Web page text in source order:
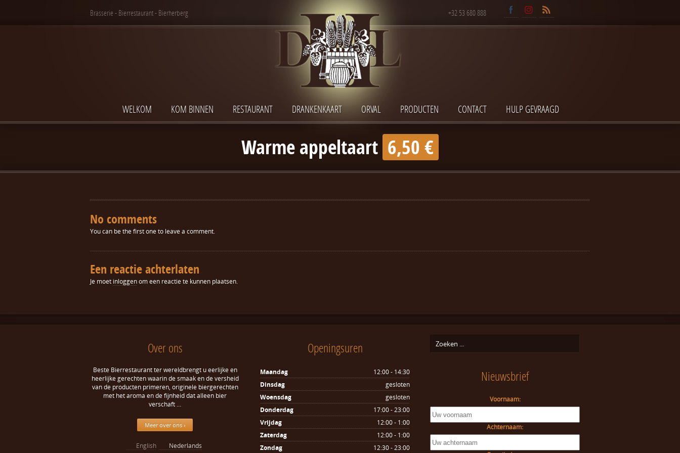
Brasserie - Bierrestaurant - Bierherberg +32 53 680 888
WELKOM KOM BINNEN RESTAURANT DRANKENKAART ORVAL PRODUCTEN CONTACT HULP GEVRAAGD
Warme appeltaart 6,50 €
No comments
You can be the first one to leave a comment.
Een reactie achterlaten
Je moet inloggenom een reactie te kunnen plaatsen.
Over ons
Beste Bierrestaurant ter wereldbrengt u eerlijke en
heerlijke gerechten waarin de smaak en de versheid
van de producten primeren, originele biergerechten
met het aroma en de fijnheid dat alleen bier
verschaft …
Meer over ons ›
English Nederlands
Openingsuren
Maandag
12:00 - 14:30
Dinsdag
gesloten
Woensdag
gesloten
Donderdag
17:00 - 23:00
Vrijdag
12:00 - 1:00
Zaterdag
12:00 - 1:00
Zondag
12:30 - 23:00
Nieuwsbrief
Voornaam:
Achternaam: